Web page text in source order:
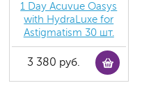
1 Day Acuvue Oasys
with HydraLuxe for
Аstigmatism 30 шт.
3 380 руб.